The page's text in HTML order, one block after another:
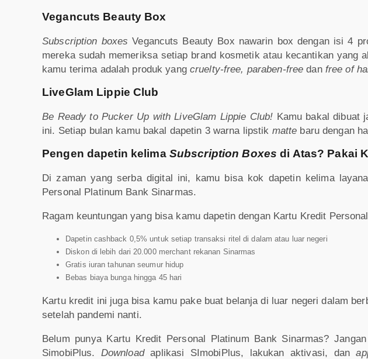
Vegancuts Beauty Box
Subscription boxesVegancuts Beauty Box nawarin box dengan isi 4
mereka sudah memeriksa setiap brand kosmetik atau kecantikan yang
kamu terima adalah produk yangcruelty-free, paraben-free dan free of
LiveGlam Lippie Club
Be Ready to Pucker Up with LiveGlam Lippie Club! Kamu bakal dibuat
ini. Setiap bulan kamu bakal dapetin 3 warna lipstik matte baru dengan
Pengen dapetin kelima Subscription Boxesdi Atas? Pakai
Di zaman yang serba digital ini, kamu bisa kok dapetin kelima
Personal Platinum Bank Sinarmas.
Ragam keuntungan yang bisa kamu dapetin dengan Kartu Kredit
Dapetin cashback 0,5% untuk setiap transaksi ritel di dalam atau luar negeri
Diskon di lebih dari 20.000 merchant rekanan Sinarmas
Gratis iuran tahunan seumur hidup
Bebas biaya bunga hingga 45 hari
Kartu kredit ini juga bisa kamu pake buat belanja di luar negeri dalam
setelah pandemi nanti.
Belum punya Kartu Kredit Personal Platinum Bank Sinarmas?
SimobiPlus. Downloadaplikasi SImobiPlus, lakukan aktivasi, dan